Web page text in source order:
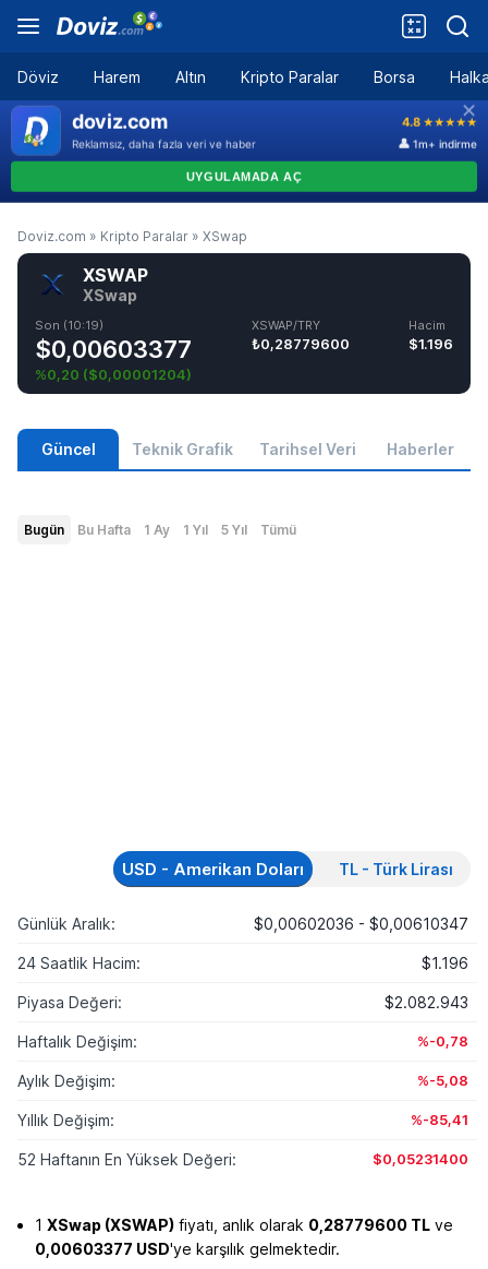
Döviz Harem Altın Kripto Paralar Borsa
Doviz.com » Kripto Paralar » XSwap
XSWAP
XSwap
Son (10:19)
$0,00603377
%0,20 ($0,00001204)
XSWAP/TRY
₺0,28779600
Hacim
$1.196
Güncel Teknik Grafik Tarihsel Veri Haberler
Bugün Bu Hafta 1 Ay 1 Yıl 5 Yıl Tümü
USD - Amerikan Doları TL - Türk Lirası
Günlük Aralık: $0,00602036 - $0,00610347
24 Saatlik Hacim: $1.196
Piyasa Değeri: $2.082.943
Haftalık Değişim: %-0,78
Aylık Değişim: %-5,08
Yıllık Değişim: %-85,41
52 Haftanın En Yüksek Değeri: $0,05231400
1 XSwap (XSWAP) fiyatı, anlık olarak 0,28779600 TL ve
0,00603377 USD'ye karşılık gelmektedir.